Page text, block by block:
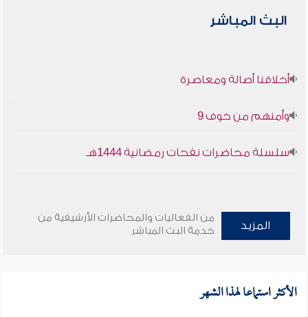
البث المباشر
أخلاقنا أصالة ومعاصرة
وأمنهم من خوف 9
سلسلة محاضرات نفحات رمضانية 1444هـ
المزيد
من الفعاليات والمحاضرات الأرشيفية من
خدمة البث المباشر
الأكثر استماعا لهذا الشهر